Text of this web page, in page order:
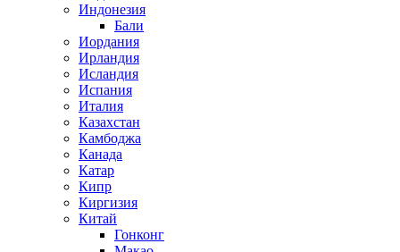
Индонезия
Бали
Иордания
Ирландия
Исландия
Испания
Италия
Казахстан
Камбоджа
Канада
Катар
Кипр
Киргизия
Китай
Гонконг